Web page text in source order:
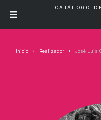
CATÁLOGO
Inicio Realizador José Luis